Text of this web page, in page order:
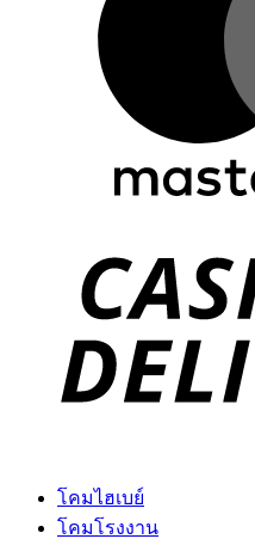
โคมไฮเบย์
โคมโรงงาน